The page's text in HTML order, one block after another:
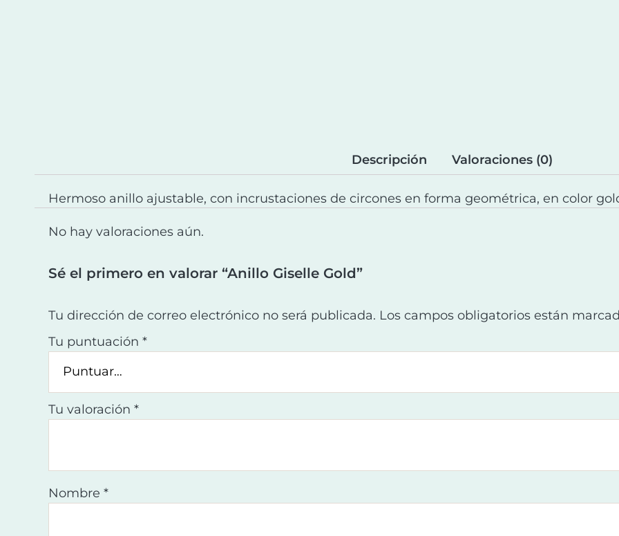
Descripción Valoraciones (0)
Hermoso anillo ajustable, con incrustaciones de circones en forma geométrica, en color
No hay valoraciones aún.
Sé el primero en valorar “Anillo Giselle Gold”
Tu dirección de correo electrónico no será publicada. Los campos obligatorios están
Tu puntuación *
Tu valoración *
Nombre *